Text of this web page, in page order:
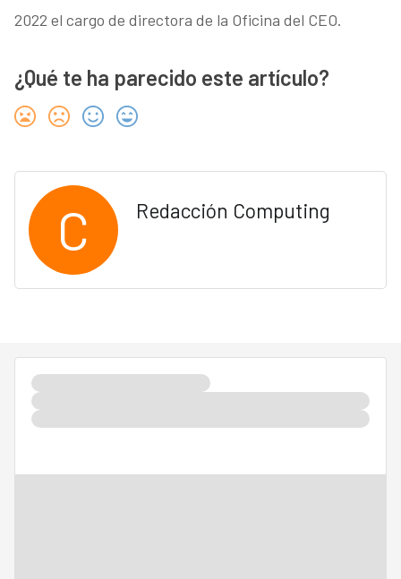
2022 el cargo de directora de la Oficina del CEO.
¿Qué te ha parecido este artículo?
C Redacción Computing